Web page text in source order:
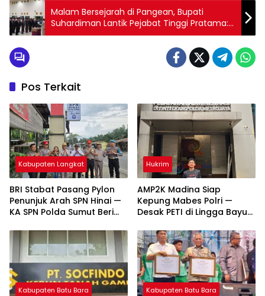
Malam Bersejarah di Pangean, Bupati
Suhardiman Lantik Pejabat Tinggi Pratama:
“Ini Amanah, Jangan Khianati Rakyat!”
Pos Terkait
Kabupaten Langkat
BRI Stabat Pasang Pylon
Penunjuk Arah SPN Hinai —
KA SPN Polda Sumut Beri
Hukrim
AMP2K Madina Siap
Kepung Mabes Polri —
Desak PETI di Lingga Bayu
Tuntas
Kabupaten Batu Bara Kabupaten Batu Bara